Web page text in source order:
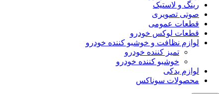
رینگ و لاستیک
صوتی تصویری
قطعات عمومی
قطعات لوکس خودرو
لوازم نظافت و خوشبو کننده خودرو
تمیز کننده خودرو
خوشبو کننده خودرو
لوازم یدکی
محصولات سوناکس